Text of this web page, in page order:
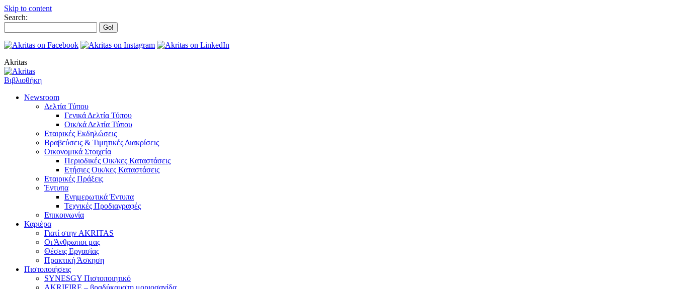
Skip to content
Search:
Akritas
Βιβλιοθήκη
Newsroom
Δελτία Τύπου
Γενικά Δελτία Τύπου
Οικ/κά Δελτία Τύπου
Εταιρικές Εκδηλώσεις
Βραβεύσεις & Τιμητικές Διακρίσεις
Οικονομικά Στοιχεία
Περιοδικές Οικ/κες Καταστάσεις
Ετήσιες Οικ/κες Καταστάσεις
Εταιρικές Πράξεις
Έντυπα
Ενημερωτικά Έντυπα
Τεχνικές Προδιαγραφές
Επικοινωνία
Καριέρα
Γιατί στην AKRITAS
Οι Άνθρωποι μας
Θέσεις Εργασίας
Πρακτική Άσκηση
Πιστοποιήσεις
SYNESGY Πιστοποιητικό
AKRIFIRE – βραδύκαυστη μοριοσανίδα